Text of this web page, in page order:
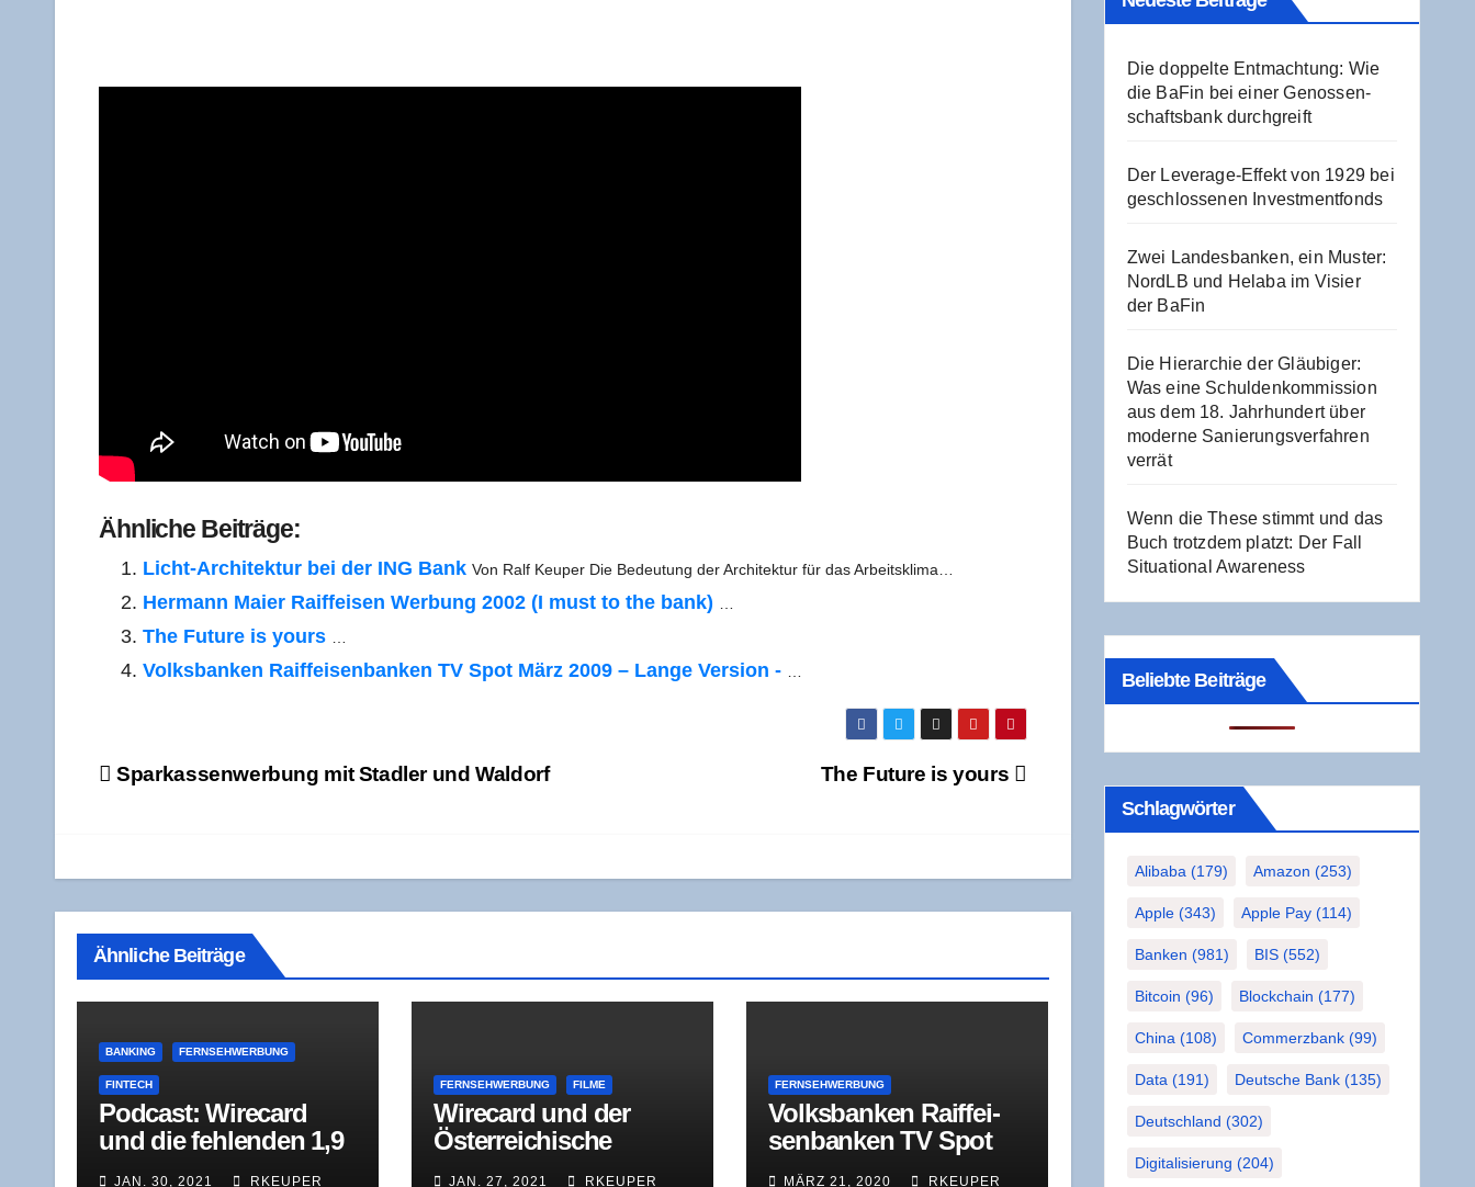
Ähn­li­che Beiträge:
Licht-Archi­­tek­­tur bei der ING Bank Von Ralf Keu­per Die Bedeu­tung der Archi­tek­tur für das Arbeitsklima…
Her­mann Mai­er Raiff­ei­sen Wer­bung 2002 (I must to the bank)
The Future is yours
Volks­ban­ken Raiff­ei­sen­ban­ken TV Spot März 2009 – Lan­ge Ver­si­on -
Beitragsnavigation The Future is yours
Spar­kas­sen­wer­bung mit Stad­ler und Waldorf
Ähnliche Beiträge
BANKING FERNSEHWERBUNG
FINTECH
Pod­cast: Wire­card
und die feh­len­den 1,9
JAN. 30, 2021 RKEUPER
FERNSEHWERBUNG FILME
Wire­card und der
Öster­rei­chi­sche
JAN. 27, 2021 RKEUPER
FERNSEHWERBUNG
Volks­ban­ken Raiff­ei­
sen­ban­ken TV Spot
März 2009 – Lan­ge
MÄRZ 21, 2020 RKEUPER
Die dop­pel­te Ent­mach­tung: Wie
die BaFin bei einer Genos­sen­
schafts­bank durchgreift
Der Levera­ge-Effekt von 1929 bei
geschlos­se­nen Investmentfonds
Zwei Lan­des­ban­ken, ein Mus­ter:
NordLB und Hela­ba im Visier
der BaFin
Die Hier­ar­chie der Gläu­bi­ger:
Was eine Schul­den­kom­mis­si­on
aus dem 18. Jahr­hun­dert über
moder­ne Sanie­rungs­ver­fah­ren
verrät
Wenn die The­se stimmt und das
Buch trotz­dem platzt: Der Fall
Situa­tio­nal Awareness
Beliebte Beiträge
Schlag­wör­ter
Alibaba (179) Amazon (253)
Apple(343) Apple Pay(114)
Banken (981) BIS(552)
Bitcoin (96) Blockchain (177)
China (108) Commerzbank(99)
Data (191) Deutsche Bank(135)
Deutschland (302)
Digitalisierung (204)